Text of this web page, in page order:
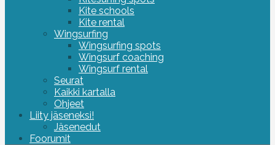
Kite schools
Kite rental
Wingsurfing
Wingsurfing spots
Wingsurf coaching
Wingsurf rental
Seurat
Kaikki kartalla
Ohjeet
Liity jäseneksi!
Jäsenedut
Foorumit